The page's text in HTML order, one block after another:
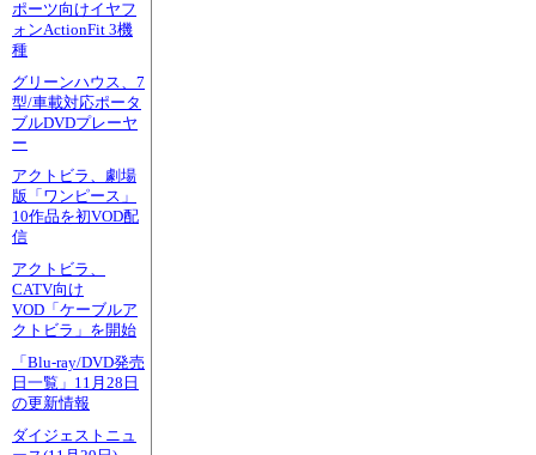
ポーツ向けイヤフ
ォンActionFit 3機
種
グリーンハウス、7
型/車載対応ポータ
ブルDVDプレーヤ
ー
アクトビラ、劇場
版「ワンピース」
10作品を初VOD配
信
アクトビラ、
CATV向け
VOD「ケーブルア
クトビラ」を開始
「Blu-ray/DVD発売
日一覧」11月28日
の更新情報
ダイジェストニュ